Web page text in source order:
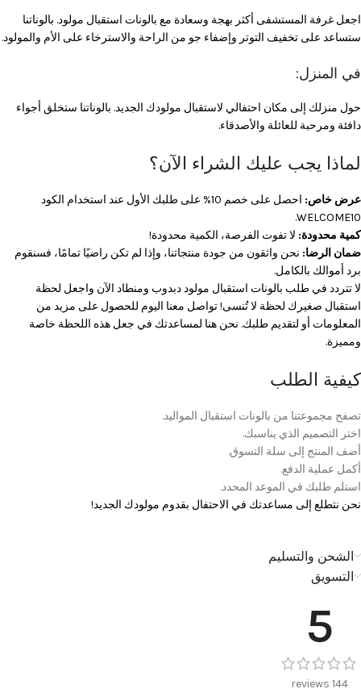
اجعل غرفة المستشفى أكثر بهجة وسعادة مع بالونات استقبال مولود. بالوناتنا
ستساعد على تخفيف التوتر وإضفاء جو من الراحة والاسترخاء على الأم والمولود.
في المنزل:
حول منزلك إلى مكان احتفالي لاستقبال مولودك الجديد. بالوناتنا ستخلق أجواء
دافئة ومرحبة للعائلة والأصدقاء.
لماذا يجب عليك الشراء الآن؟
عرض خاص:
احصل على خصم 10% على طلبك الأول عند استخدام الكود
WELCOME10.
كمية محدودة: لا تفوت الفرصة، الكمية محدودة!
ضمان الرضا: نحن واثقون من جودة منتجاتنا، وإذا لم تكن راضيًا تمامًا، فسنقوم
برد أموالك بالكامل.
لا تتردد في طلب بالونات استقبال مولود دبدوب ومنطاد الآن واجعل لحظة
استقبال صغيرك لحظة لا تُنسى! تواصل معنا اليوم للحصول على مزيد من
المعلومات أو لتقديم طلبك. نحن هنا لمساعدتك في جعل هذه اللحظة خاصة
ومميزة.
كيفية الطلب
تصفح مجموعتنا من بالونات استقبال المواليد.
اختر التصميم الذي يناسبك.
أضف المنتج إلى سلة التسوق.
أكمل عملية الدفع.
استلم طلبك في الموعد المحدد.
نحن نتطلع إلى مساعدتك في الاحتفال بقدوم مولودك الجديد!
الشحن والتسليم
التسويق
5
144 reviews